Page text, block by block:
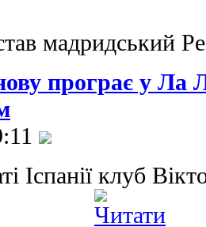
мадридський
програє у Ла
Іспанії клуб